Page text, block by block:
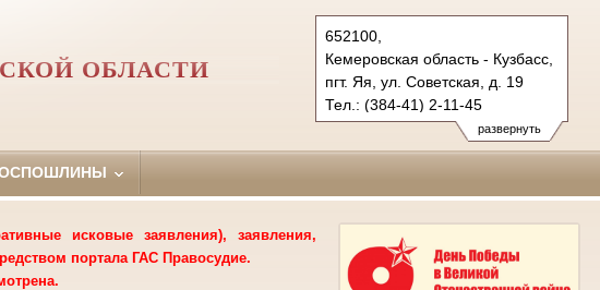
развернуть
652100,
Кемеровская область - Кузбасс,
пгт. Яя, ул. Советская, д. 19
Тел.: (384-41) 2-11-45
yaisky.kmr@sudrf.ru
ОБЛАСТИ
исковые заявления), заявления,
портала ГАС Правосудие.